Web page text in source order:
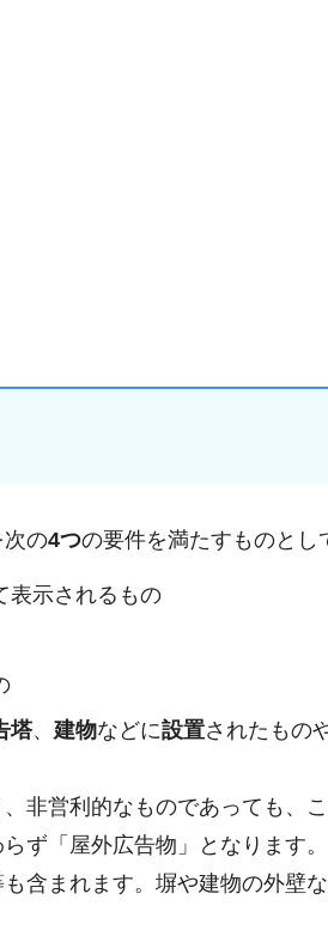
次の4つの要件を満たすものとし
表示されるもの
塔、 建物などに設置されたもの
非営利的なものであっても、
ず「屋外広告物」となります。
含まれます。塀や建物の外壁